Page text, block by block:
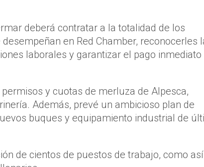
deberá contratar a la totalidad de los
en Red Chamber, reconocerles
laborales y garantizar el pago inmediato
y cuotas de merluza de Alpesca,
Además, prevé un ambicioso plan de
buques y equipamiento industrial de
de cientos de puestos de trabajo, como así